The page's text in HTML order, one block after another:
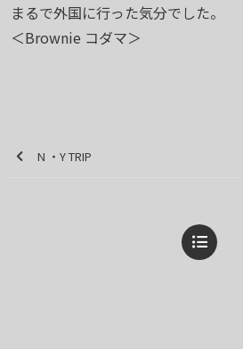
まるで外国に行った気分でした。
＜Brownie コダマ＞
N ・Y TRIP